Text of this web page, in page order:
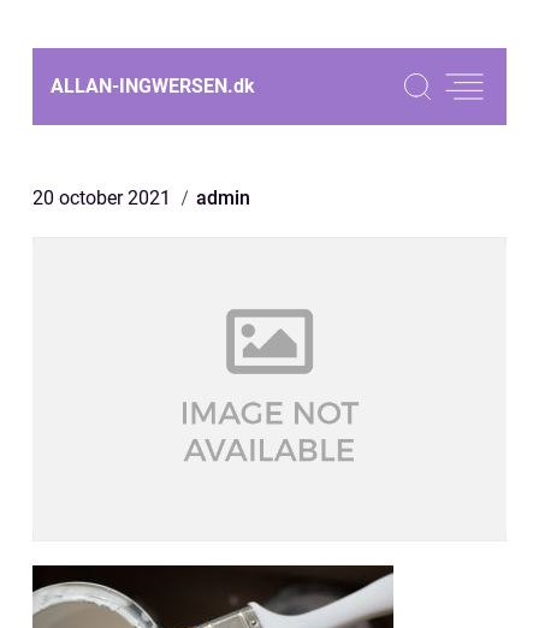
ALLAN-INGWERSEN.dk
20 october 2021 admin